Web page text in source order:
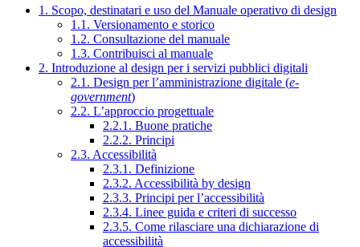
1. Scopo, destinatari e uso del Manuale operativo di design
1.1. Versionamento e storico
1.2. Consultazione del manuale
1.3. Contribuisci al manuale
2. Introduzione al design per i servizi pubblici digitali
2.1. Design per l’amministrazione digitale (e-
government)
2.2. L’approccio progettuale
2.2.1. Buone pratiche
2.2.2. Principi
2.3. Accessibilità
2.3.1. Definizione
2.3.2. Accessibilità by design
2.3.3. Principi per l’accessibilità
2.3.4. Linee guida e criteri di successo
2.3.5. Come rilasciare una dichiarazione di
accessibilità